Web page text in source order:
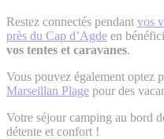
Restez connectés pendant vos
près du Cap d’Agde en
vos tentes et caravanes.
Vous pouvez également optez
Marseillan Plage pour des
Votre séjour camping au bord
détente et confort !